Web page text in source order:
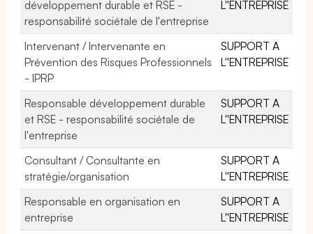
développement durable et RSE -
responsabilité sociétale de l'entreprise
L''ENTREPRISE
Intervenant / Intervenante en
Prévention des Risques Professionnels
- IPRP
SUPPORT A
L''ENTREPRISE
Responsable développement durable
et RSE - responsabilité sociétale de
l'entreprise
SUPPORT A
L''ENTREPRISE
Consultant / Consultante en
stratégie/organisation
SUPPORT A
L''ENTREPRISE
Responsable en organisation en
entreprise
SUPPORT A
L''ENTREPRISE